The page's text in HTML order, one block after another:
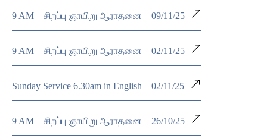
9 AM – சிறப்பு ஞாயிறு ஆராதனை – 09/11/25
9 AM – சிறப்பு ஞாயிறு ஆராதனை – 02/11/25
Sunday Service 6.30am in English – 02/11/25
9 AM – சிறப்பு ஞாயிறு ஆராதனை – 26/10/25